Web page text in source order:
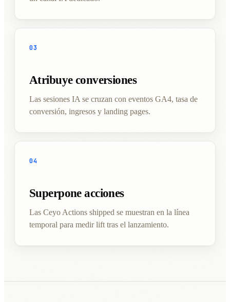
03
Atribuye conversiones
Las sesiones IA se cruzan con eventos GA4, tasa de
conversión, ingresos y landing pages.
04
Superpone acciones
Las Ceyo Actions shipped se muestran en la línea
temporal para medir lift tras el lanzamiento.